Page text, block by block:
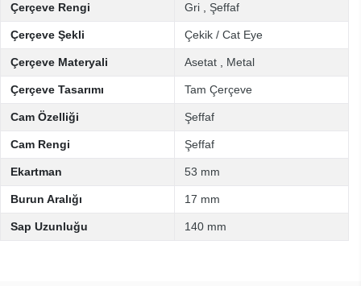
Çerçeve Rengi Gri Şeffaf
Çerçeve Şekli Çekik / Cat Eye
Çerçeve Materyali Asetat Metal
Çerçeve Tasarımı Tam Çerçeve
Cam Özelliği Şeffaf
Cam Rengi Şeffaf
Ekartman 53 mm
Burun Aralığı 17 mm
Sap Uzunluğu 140 mm